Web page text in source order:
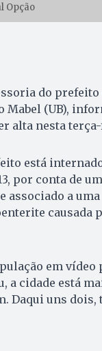
Opção
do prefeito
Mabel (UB),
alta nesta terça-
está
por conta de
associado a uma
causada
em vídeo
a cidade está
Daqui uns dois,